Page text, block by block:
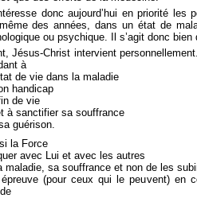
donc aujourd’hui en priorité les
des années, dans un état de
ou psychique. Il s’agit donc bien
Jésus-Christ intervient
à
de vie dans la maladie
handicap
de vie
à sanctifier sa souffrance
guérison.
la Force
avec Lui et avec les autres
maladie, sa souffrance et non de les
épreuve (pour ceux qui le peuvent) en